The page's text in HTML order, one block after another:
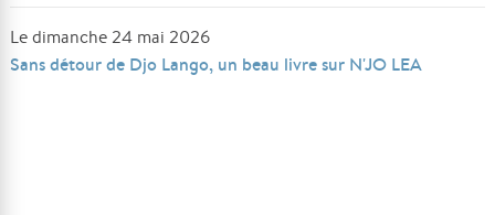
Le dimanche 24 mai 2026
Sans détour de Djo Lango, un beau livre sur N'JO LEA